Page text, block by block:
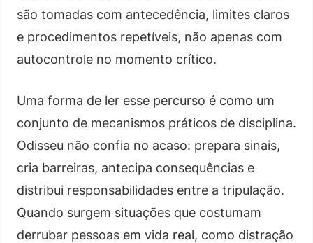
são tomadas com antecedência, limites claros
e procedimentos repetíveis, não apenas com
autocontrole no momento crítico.
Uma forma de ler esse percurso é como um
conjunto de mecanismos práticos de disciplina.
Odisseu não confia no acaso: prepara sinais,
cria barreiras, antecipa consequências e
distribui responsabilidades entre a tripulação.
Quando surgem situações que costumam
derrubar pessoas em vida real, como distração